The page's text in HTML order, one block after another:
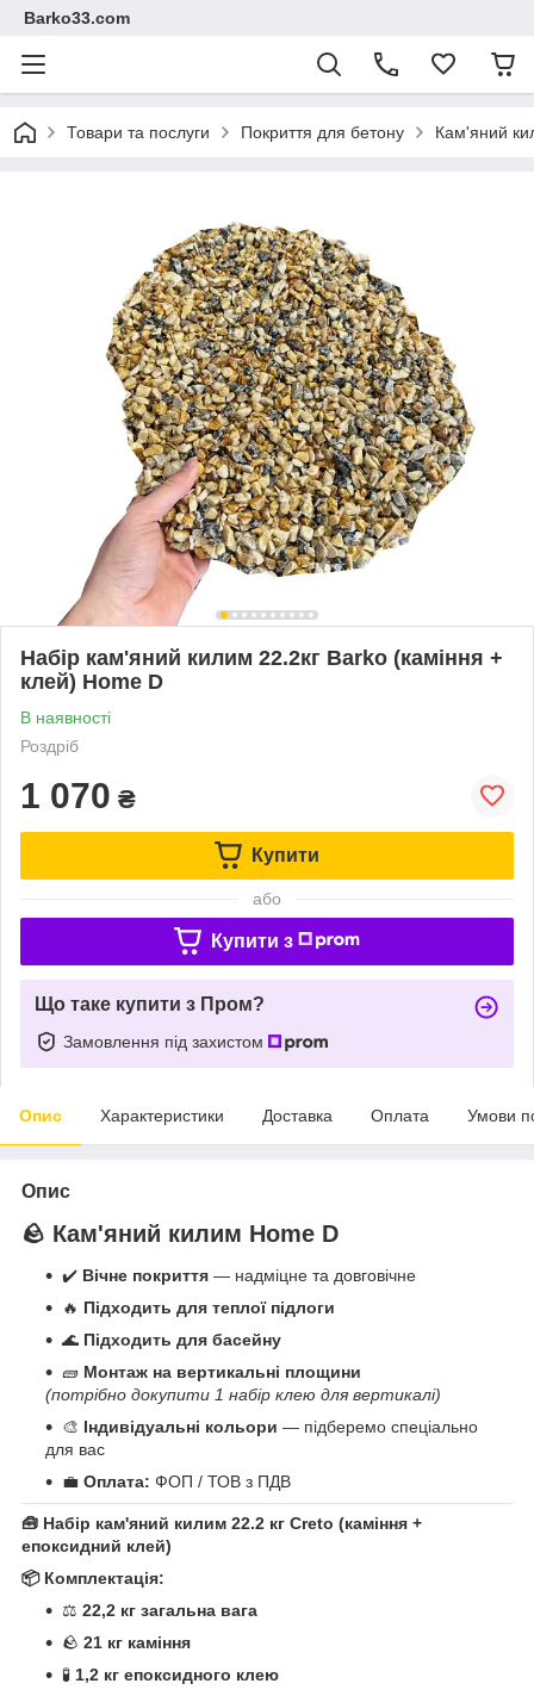
Barko33.com
Товари та послуги Покриття для бетону Кам'яний
Набір кам'яний килим 22.2кг Barko (каміння +
клей) Home D
В наявності
Роздріб
1 070 ₴
Купити
або
Купити з
Що таке купити з Пром?
Замовлення під захистом
Опис Характеристики Доставка Оплата Умови
Опис
🪨 Кам'яний килим Home D
✔️ Вічне покриття — надміцне та довговічне
🔥 Підходить для теплої підлоги
🌊 Підходить для басейну
🧱 Монтаж на вертикальні площини
(потрібно докупити 1 набір клею для вертикалі)
🎨 Індивідуальні кольори — підберемо спеціально
для вас
💼 Оплата: ФОП / ТОВ з ПДВ
🧰 Набір кам'яний килим 22.2 кг Creto (каміння +
епоксидний клей)
📦 Комплектація:
⚖️ 22,2 кг загальна вага
🪨 21 кг каміння
🧪 1,2 кг епоксидного клею